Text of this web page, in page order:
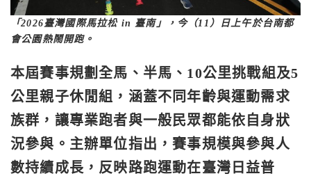
「2026臺灣國際馬拉松 in 臺南」，今（11）日上午於台南都
會公園熱鬧開跑。
本屆賽事規劃全馬、半馬、10公里挑戰組及5
公里親子休閒組，涵蓋不同年齡與運動需求
族群，讓專業跑者與一般民眾都能依自身狀
況參與。主辦單位指出，賽事規模與參與人
數持續成長，反映路跑運動在臺灣日益普